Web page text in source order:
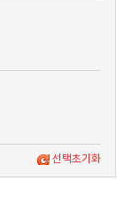
선택초기화